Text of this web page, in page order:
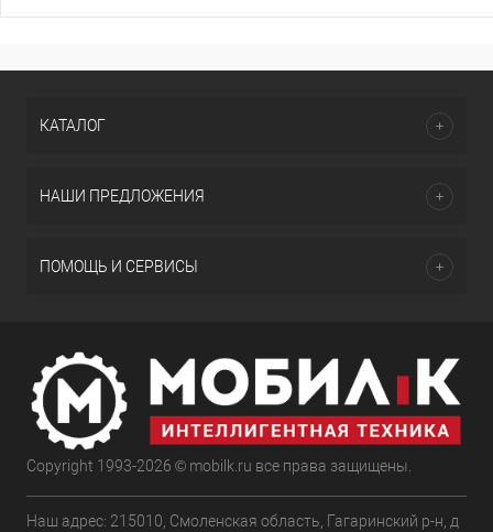
КАТАЛОГ
НАШИ ПРЕДЛОЖЕНИЯ
ПОМОЩЬ И СЕРВИСЫ
Copyright 1993-2026 © mobilk.ru все права защищены.
Наш адрес: 215010, Смоленская область, Гагаринский р-н, д